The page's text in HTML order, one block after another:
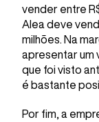
vender entre
Alea deve
milhões. Na
apresentar um
que foi visto
é bastante
Por fim, a